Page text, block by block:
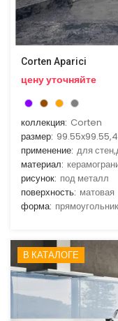
Corten Aparici
цену уточняйте
коллекция: Corten
размер:
применение: для
материал:
рисунок: под металл
поверхность: матовая
форма:
В КАТАЛОГЕ